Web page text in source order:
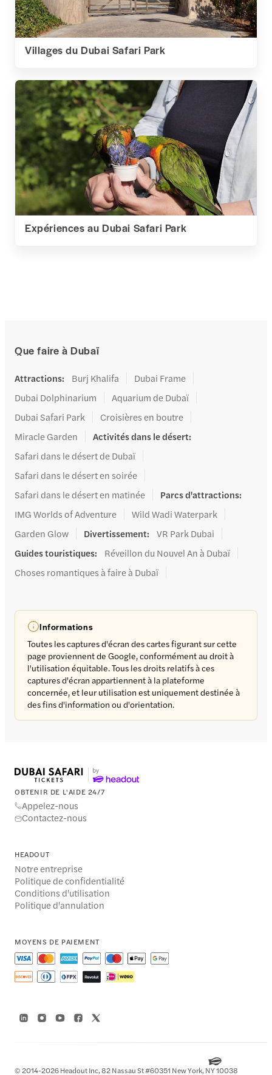
Villages du Dubai Safari Park
Expériences au Dubai Safari Park
Que faire à Dubaï
Attractions: Burj Khalifa
Dubai Frame
Dubai Dolphinarium
Aquarium de Dubaï
Dubai Safari Park
Croisières en boutre
Miracle Garden
Activités dans le désert:
Safari dans le désert de Dubaï
Safari dans le désert en soirée
Safari dans le désert en matinée
Parcs d'attractions:
IMG Worlds of Adventure
Wild Wadi Waterpark
Garden Glow
Divertissement:
VR Park Dubai
Guides touristiques:
Réveillon du Nouvel An à Dubaï
Choses romantiques à faire à Dubaï
Informations
Toutes les captures d'écran des cartes figurant sur cette
page proviennent de Google, conformément au droit à
l'utilisation équitable. Tous les droits relatifs à ces
captures d'écran appartiennent à la plateforme
concernée, et leur utilisation est uniquement destinée à
des fins d'information ou d'orientation.
OBTENIR DE L'AIDE 24/7
Appelez-nous
Contactez-nous
HEADOUT
Notre entreprise
Politique de confidentialité
Conditions d'utilisation
Politique d'annulation
MOYENS DE PAIEMENT
© 2014-2026 Headout Inc, 82 Nassau St #60351 New York, NY 10038